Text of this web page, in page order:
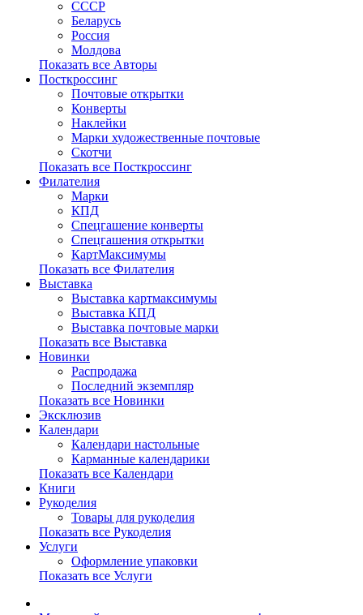
СССР
Беларусь
Россия
Молдова
Показать все Авторы
Посткроссинг
Почтовые открытки
Конверты
Наклейки
Марки художественные почтовые
Скотчи
Показать все Посткроссинг
Филателия
Марки
КПД
Спецгашение конверты
Спецгашения открытки
КартМаксимумы
Показать все Филателия
Выставка
Выставка картмаксимумы
Выставка КПД
Выставка почтовые марки
Показать все Выставка
Новинки
Распродажа
Последний экземпляр
Показать все Новинки
Эксклюзив
Календари
Календари настольные
Карманные календарики
Показать все Календари
Книги
Рукоделия
Товары для рукоделия
Показать все Рукоделия
Услуги
Оформление упаковки
Показать все Услуги